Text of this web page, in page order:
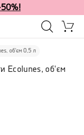
50%!
об'єм 0,5 л
Ecolunes, об'єм